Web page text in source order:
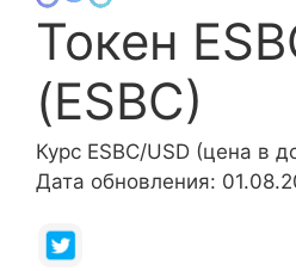
Токен
(ESBC)
Курс ESBC/USD (цена в
Дата обновления: